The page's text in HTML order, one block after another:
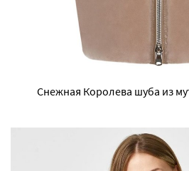
Снежная Королева шуба из